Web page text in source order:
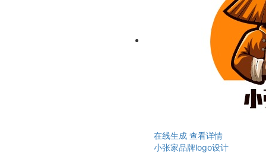
在线生成 查看详情
小张家品牌logo设计